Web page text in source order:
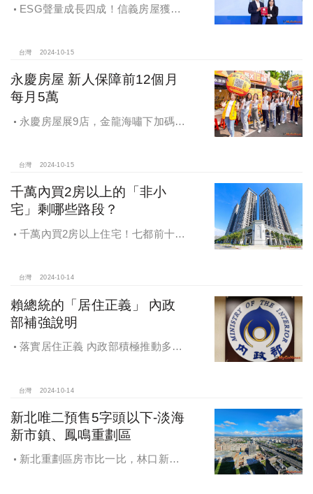
ESG聲量成長四成！信義房屋獲
台灣 2024-10-15
永慶房屋 新人保障前12個月
每月5萬
永慶房屋展9店，金龍海嘯下加碼員
福感，看得到更領得到！業務新人保
障前12個月每月5萬
台灣 2024-10-15
千萬內買2房以上的「非小
宅」剩哪些路段？
千萬內買2房以上住宅！七都前十大
台灣 2024-10-14
賴總統的「居住正義」 內政
部補強說明
落實居住正義 內政部積極推動多元
台灣 2024-10-14
新北唯二預售5字頭以下-淡海
新市鎮、鳳鳴重劃區
新北重劃區房市比一比，林口新市